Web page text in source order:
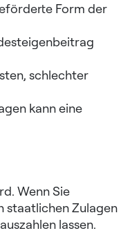
Form der
schlechter
kann eine
Wenn Sie
staatlichen Zulagen
lassen.